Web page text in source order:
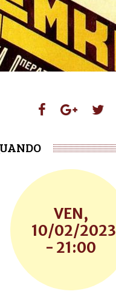
VEN,
10/02/2023
- 21:00